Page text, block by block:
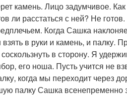
камень. Лицо задумчивое.
ли расстаться с ней? Не
Когда Сашка
взять в руки и камень, и
в сторону. Я
его ноша. Пусть учится не
когда мы переходит через
палку Сашка всенепременно